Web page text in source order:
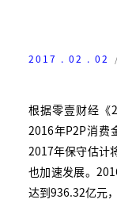
2017 . 02 . 02
根据零壹财经《
2016年P2P消费
2017年保守估计
也加速发展。
达到936.32亿元